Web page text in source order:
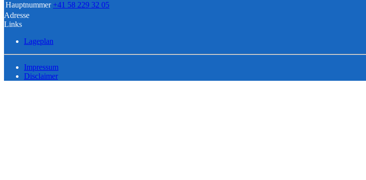
Hauptnummer +41 58 229 32 05
Adresse
Links
Lageplan
Impressum
Disclaimer